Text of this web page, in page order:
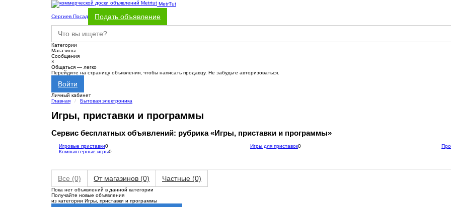
MetrTut
Сергиев Посад Подать объявление
Категории
Магазины
Сообщения
×
Общаться — легко
Перейдите на страницу объявления, чтобы написать продавцу. Не забудьте авторизоваться.
Войти
Личный кабинет
Главная
Бытовая электроника
Игры, приставки и программы
Сервис бесплатных объявлений: рубрика «Игры, приставки и программы»
Игровые приставки0 Игры для приставок0
Компьютерные игры0
Все (0) От магазинов (0) Частные (0)
Пока нет объявлений в данной категории
Получайте новые объявления
из категории Игры, приставки и программы